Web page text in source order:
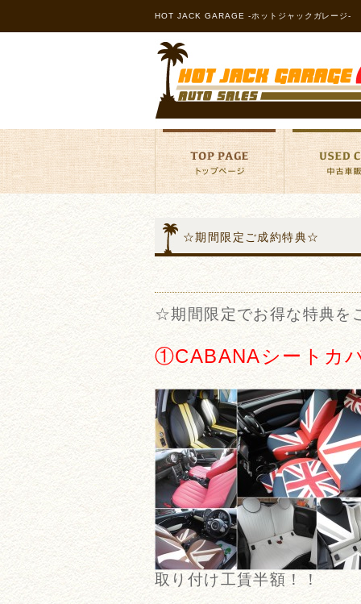
HOT JACK GARAGE -ホットジャックガレージ-
☆期間限定ご成約特典☆
☆期間限定でお得な特典を
①CABANAシートカ
取り付け工賃半額！！